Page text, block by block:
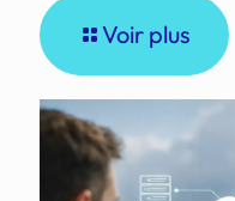
Voir plus